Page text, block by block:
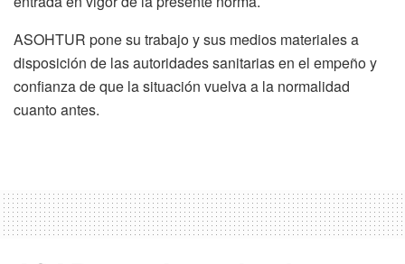
ASOHTUR pone su trabajo y sus medios materiales a
disposición de las autoridades sanitarias en el empeño y
confianza de que la situación vuelva a la normalidad
cuanto antes.